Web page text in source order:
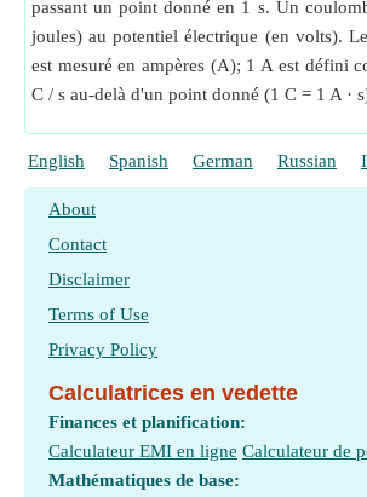
passant un point donné en 1 s. Un
joules) au potentiel électrique (en volts).
est mesuré en ampères (A); 1 A est défini
C / s au-delà d'un point donné (1 C = 1 A ·
English Spanish German Russian
About
Contact
Disclaimer
Terms of Use
Privacy Policy
Calculatrices en vedette
Finances et planification:
Calculateur EMI en ligne Calculateur de
Mathématiques de base: